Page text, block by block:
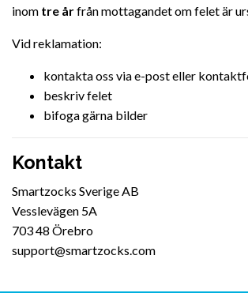
inom tre årfrån mottagandet om felet är
Vid reklamation:
kontakta oss via e-post eller
beskriv felet
bifoga gärna bilder
Kontakt
Smartzocks Sverige AB
Vesslevägen 5A
703 48 Örebro
support@smartzocks.com